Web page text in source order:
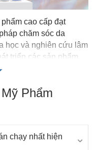
cao cấp đạt
chăm sóc da
học và nghiên cứu lâm
triển các sản phẩm
bền vững cho làn da,
“kết nối” giữa mỹ
chất lượng cao từ
vấn đề da như lão
Phẩm
chạy nhất hiện